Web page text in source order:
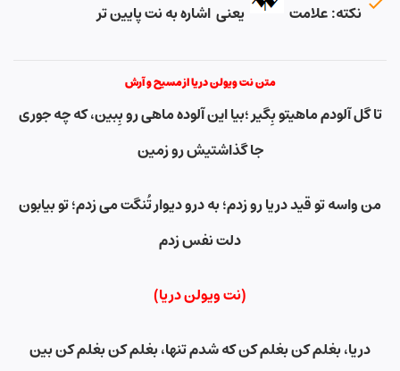
نکته: علامت یعنی اشاره به نت پایین تر
متن نت ویولن دریا از مسیح و آرش
تا گل آلودم ماهیتو بِگیر ؛بیا این آلوده ماهی رو بِبین، که چه جوری
جا گذاشتیش رو زمین
من واسه تو قید دریا رو زدم؛ به درو دیوار تُنگت می زدم؛ تو بیابون
دلت نفس زدم
(نت ویولن دریا)
دریا، بغلم کن بغلم کن که شدم تنها، بغلم کن بغلم کن بین